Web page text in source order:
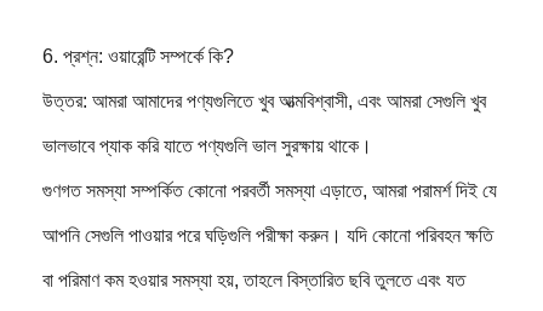
6. প্রশ্ন: ওয়ারেন্টি সম্পর্কে কি?
উত্তর: আমরা আমাদের পণ্যগুলিতে খুব আত্মবিশ্বাসী, এবং আমরা সেগুলি খুব
ভালভাবে প্যাক করি যাতে পণ্যগুলি ভাল সুরক্ষায় থাকে।
গুণগত সমস্যা সম্পর্কিত কোনো পরবর্তী সমস্যা এড়াতে, আমরা পরামর্শ দিই যে
আপনি সেগুলি পাওয়ার পরে ঘড়িগুলি পরীক্ষা করুন। যদি কোনো পরিবহন ক্ষতি
বা পরিমাণ কম হওয়ার সমস্যা হয়, তাহলে বিস্তারিত ছবি তুলতে এবং যত